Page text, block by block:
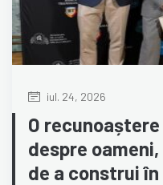
iul. 24, 2026
O
despre
de a construi în